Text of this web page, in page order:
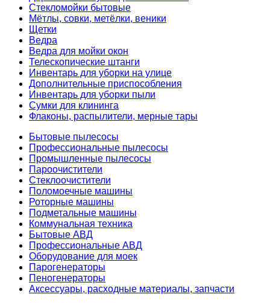
Стекломойки бытовые
Мётлы, совки, метёлки, веники
Щетки
Ведра
Ведра для мойки окон
Телескопические штанги
Инвентарь для уборки на улице
Дополнительные приспособления
Инвентарь для уборки пыли
Сумки для клининга
Флаконы, распылители, мерные тары
Бытовые пылесосы
Профессиональные пылесосы
Промышленные пылесосы
Пароочистители
Стеклоочистители
Поломоечные машины
Роторные машины
Подметальные машины
Коммунальная техника
Бытовые АВД
Профессиональные АВД
Оборудование для моек
Парогенераторы
Пеногенераторы
Аксессуары, расходные материалы, запчасти